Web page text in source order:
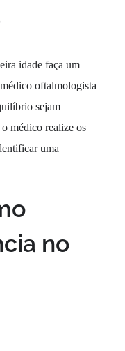
idade faça um
oftalmologista
sejam
médico realize os
uma
no